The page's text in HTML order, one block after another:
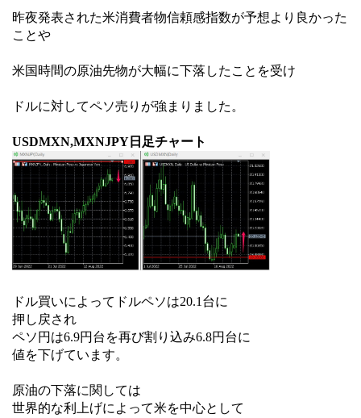
昨夜発表された米消費者物信頼感指数が予想より良かった
ことや
米国時間の原油先物が大幅に下落したことを受け
ドルに対してペソ売りが強まりました。
USDMXN,MXNJPY日足チャート
ドル買いによってドルペソは20.1台に
押し戻され
ペソ円は6.9円台を再び割り込み6.8円台に
値を下げています。
原油の下落に関しては
世界的な利上げによって米を中心として